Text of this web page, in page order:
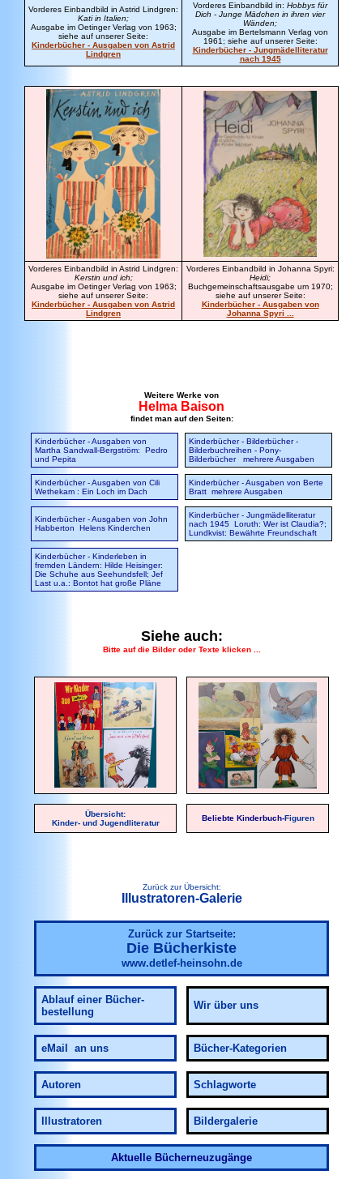
Vorderes Einbandbild in Astrid Lindgren:
Kati in Italien;
Ausgabe im Oetinger Verlag von 1963;
siehe auf unserer Seite:
Kinderbücher - Ausgaben von Astrid
Lindgren
Vorderes Einbandbild in: Hobbys für
Dich - Junge Mädchen in ihren vier
Wänden;
Ausgabe im Bertelsmann Verlag von
1961; siehe auf unserer Seite:
Kinderbücher - Jungmädelliteratur
nach 1945
Vorderes Einbandbild in Astrid Lindgren:
Kerstin und ich;
Ausgabe im Oetinger Verlag von 1963;
siehe auf unserer Seite:
Kinderbücher - Ausgaben von Astrid
Lindgren
Vorderes Einbandbild in Johanna Spyri:
Heidi;
Buchgemeinschaftsausgabe um 1970;
siehe auf unserer Seite:
Kinderbücher - Ausgaben von
Johanna Spyri ...
Weitere Werke von
Helma Baison
findet man auf den Seiten:
Kinderbücher - Ausgaben von
Martha Sandwall-Bergström: Pedro
und Pepita
Kinderbücher - Bilderbücher -
Bilderbuchreihen - Pony-
Bilderbüchermehrere Ausgaben
Kinderbücher - Ausgaben von Cili
Wethekam : Ein Loch im Dach
Kinderbücher - Ausgaben von Berte
Bratt mehrere Ausgaben
Kinderbücher - Ausgaben von John
Habberton Helens Kinderchen
Kinderbücher - Jungmädelliteratur
nach 1945 Loruth: Wer ist Claudia?;
Lundkvist: Bewährte Freundschaft
Kinderbücher - Kinderleben in
fremden Ländern: Hilde Heisinger:
Die Schuhe aus Seehundsfell; Jef
Last u.a.: Bontot hat große Pläne
Siehe auch:
Bitte auf die Bilder oder Texte klicken ...
Übersicht:
Kinder- und Jugendliteratur
Beliebte Kinderbuch-Figuren
Zurück zur Übersicht:
Illustratoren-Galerie
Zurück zur Startseite:
Die Bücherkiste
www.detlef-heinsohn.de
Ablauf einer Bücher-
bestellung
Wir über uns
eMail an uns Bücher-Kategorien
Autoren Schlagworte
Illustratoren Bildergalerie
Aktuelle Bücherneuzugänge